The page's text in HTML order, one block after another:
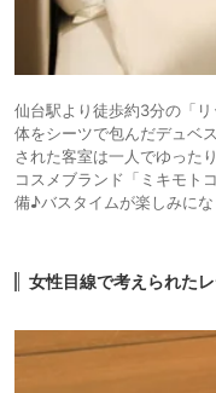
仙台駅より徒歩約3分の「
体をシーツで包んだデュベ
された客室は一人でゆった
コスメブランド「ミキモト
備♪バスタイムが楽しみにな
女性目線で考えられた